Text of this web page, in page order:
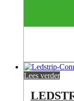
Lees verder